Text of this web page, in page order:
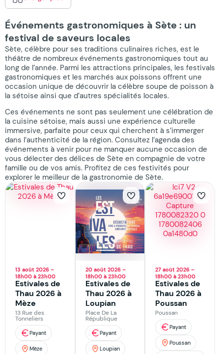
Événements gastronomiques à Sète : un
festival de saveurs locales
Sète, célèbre pour ses traditions culinaires riches, est le
théâtre de nombreux événements gastronomiques tout au
long de l’année. Parmi les attractions principales, les festivals
gastronomiques et les marchés aux poissons offrent une
occasion unique de découvrir la célèbre soupe de poisson à
la sétoise ainsi que d’autres spécialités locales.
Ces événements ne sont pas seulement une célébration de
la cuisine sétoise, mais aussi une expérience culturelle
immersive, parfaite pour ceux qui cherchent à s’immerger
dans l’authenticité de la région. Consultez l’agenda des
événements à venir pour ne manquer aucune occasion de
vous délecter des délices de Sète en compagnie de votre
famille ou de vos amis. Profitez de ces festivités pour
explorer le meilleur de la gastronomie de Sète.
13 août 2026 –
18h00 à 23h00
Estivales de
Thau 2026 à
Mèze
13 Rue des
Tonneliers
Payant
Mèze
20 août 2026 –
18h00 à 23h00
Estivales de
Thau 2026 à
Loupian
Place De La
République
Payant
Loupian
27 août 2026 –
18h00 à 23h00
Estivales de
Thau 2026 à
Poussan
Poussan
Payant
Poussan